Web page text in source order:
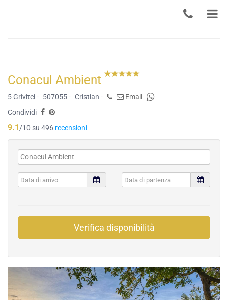
Conacul Ambient
5 Grivitei - 507055 - Cristian -
Email
Condividi
9.1/10 su 496 recensioni
Verifica disponibilità